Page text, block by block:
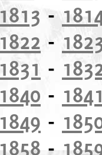
1813 -
1822 -
1831 -
1840 - 1841
1849 -
1858 -